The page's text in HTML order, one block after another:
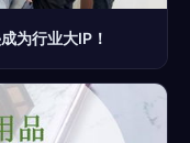
为行业大IP！